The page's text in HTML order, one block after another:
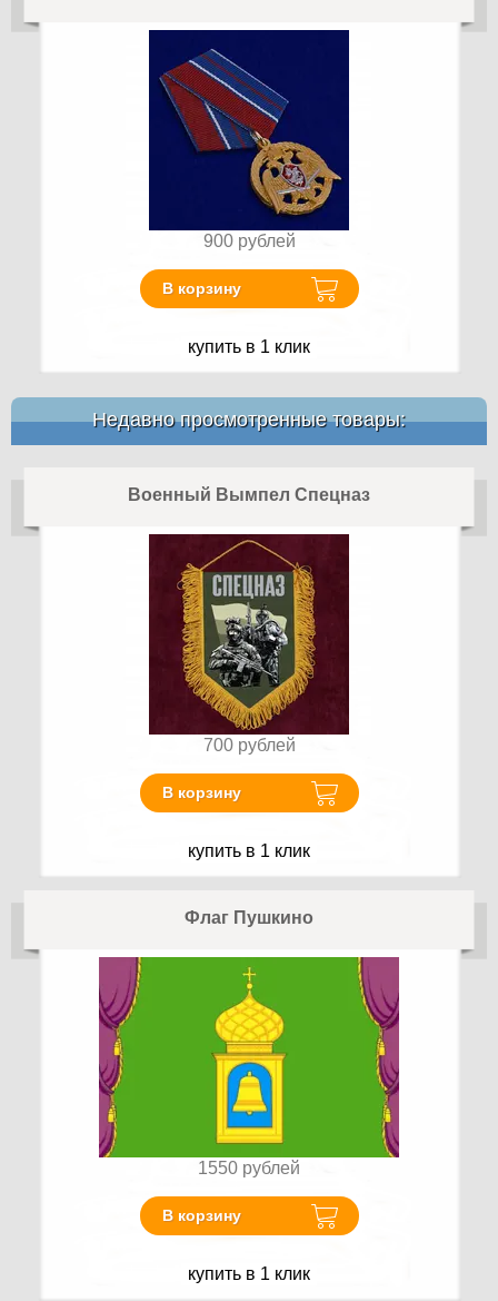
900 рублей
В корзину
купить в 1 клик
Недавно просмотренные товары:
Военный Вымпел Спецназ
700 рублей
В корзину
купить в 1 клик
Флаг Пушкино
1550 рублей
В корзину
купить в 1 клик